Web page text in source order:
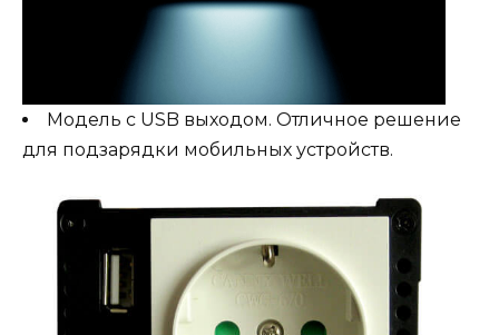
Модель с USB выходом. Отличное решение
для подзарядки мобильных устройств.